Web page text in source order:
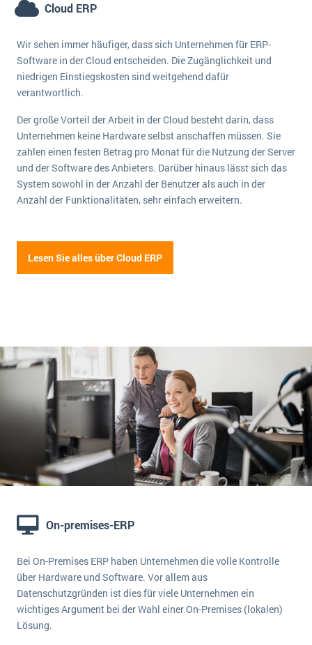
Cloud ERP
Wir sehen immer häufiger, dass sich Unternehmen für ERP-
Software in der Cloud entscheiden. Die Zugänglichkeit und
niedrigen Einstiegskosten sind weitgehend dafür
verantwortlich.
Der große Vorteil der Arbeit in der Cloud besteht darin, dass
Unternehmen keine Hardware selbst anschaffen müssen. Sie
zahlen einen festen Betrag pro Monat für die Nutzung der Server
und der Software des Anbieters. Darüber hinaus lässt sich das
System sowohl in der Anzahl der Benutzer als auch in der
Anzahl der Funktionalitäten, sehr einfach erweitern.
Lesen Sie alles über Cloud ERP
On-premises-ERP
Bei On-Premises ERP haben Unternehmen die volle Kontrolle
über Hardware und Software. Vor allem aus
Datenschutzgründen ist dies für viele Unternehmen ein
wichtiges Argument bei der Wahl einer On-Premises (lokalen)
Lösung.